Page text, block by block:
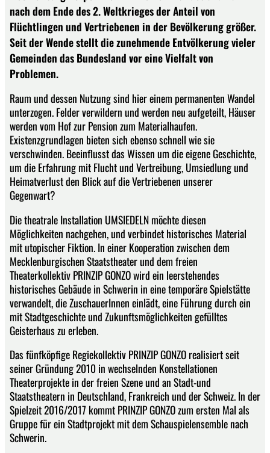
nach dem Ende des 2. Weltkrieges der Anteil von
Flüchtlingen und Vertriebenen in der Bevölkerung größer.
Seit der Wende stellt die zunehmende Entvölkerung vieler
Gemeinden das Bundesland vor eine Vielfalt von
Problemen.
Raum und dessen Nutzung sind hier einem permanenten Wandel
unterzogen. Felder verwildern und werden neu aufgeteilt, Häuser
werden vom Hof zur Pension zum Materialhaufen.
Existenzgrundlagen bieten sich ebenso schnell wie sie
verschwinden. Beeinflusst das Wissen um die eigene Geschichte,
um die Erfahrung mit Flucht und Vertreibung, Umsiedlung und
Heimatverlust den Blick auf die Vertriebenen unserer
Gegenwart?
Die theatrale Installation UMSIEDELN möchte diesen
Möglichkeiten nachgehen, und verbindet historisches Material
mit utopischer Fiktion. In einer Kooperation zwischen dem
Mecklenburgischen Staatstheater und dem freien
Theaterkollektiv PRINZIP GONZO wird ein leerstehendes
historisches Gebäude in Schwerin in eine temporäre Spielstätte
verwandelt, die ZuschauerInnen einlädt, eine Führung durch ein
mit Stadtgeschichte und Zukunftsmöglichkeiten gefülltes
Geisterhaus zu erleben.
Das fünfköpfige Regiekollektiv PRINZIP GONZO realisiert seit
seiner Gründung 2010 in wechselnden Konstellationen
Theaterprojekte in der freien Szene und an Stadt-und
Staatstheatern in Deutschland, Frankreich und der Schweiz. In der
Spielzeit 2016/2017 kommt PRINZIP GONZO zum ersten Mal als
Gruppe für ein Stadtprojekt mit dem Schauspielensemble nach
Schwerin.